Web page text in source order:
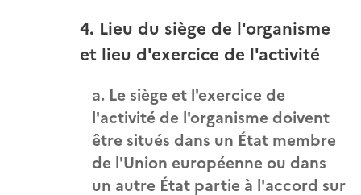
4. Lieu du siège de l'organisme
et lieu d'exercice de l'activité
a. Le siège et l'exercice de
l'activité de l'organisme doivent
être situés dans un État membre
de l'Union européenne ou dans
un autre État partie à l'accord sur